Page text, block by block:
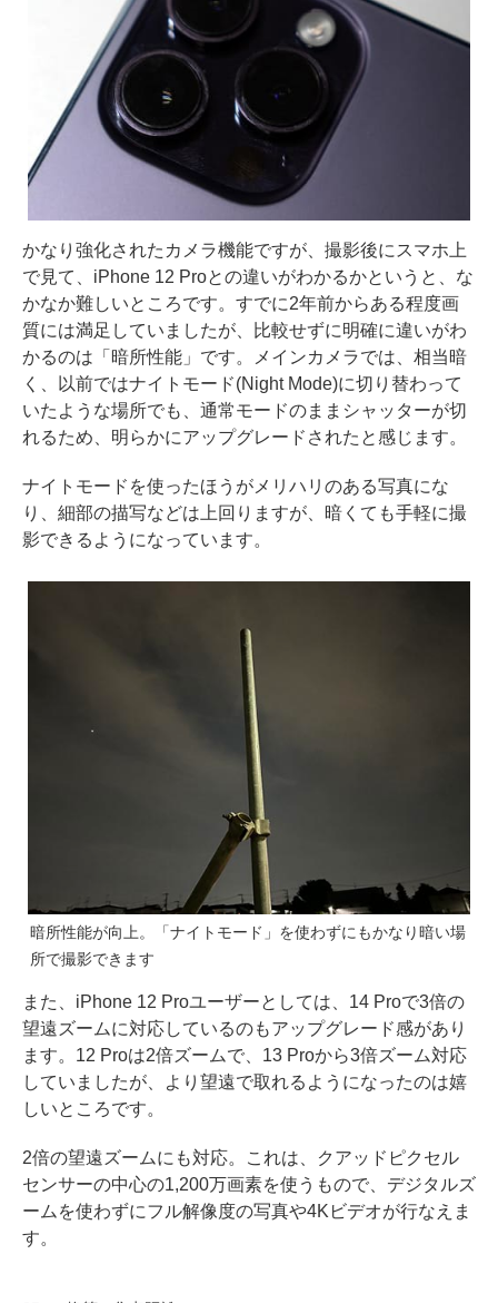
かなり強化されたカメラ機能ですが、撮影後にスマホ上
で見て、iPhone 12 Proとの違いがわかるかというと、な
かなか難しいところです。すでに2年前からある程度画
質には満足していましたが、比較せずに明確に違いがわ
かるのは「暗所性能」です。メインカメラでは、相当暗
く、以前ではナイトモード(Night Mode)に切り替わって
いたような場所でも、通常モードのままシャッターが切
れるため、明らかにアップグレードされたと感じます。
ナイトモードを使ったほうがメリハリのある写真にな
り、細部の描写などは上回りますが、暗くても手軽に撮
影できるようになっています。
暗所性能が向上。「ナイトモード」を使わずにもかなり暗い場
所で撮影できます
また、iPhone 12 Proユーザーとしては、14 Proで3倍の
望遠ズームに対応しているのもアップグレード感があり
ます。12 Proは2倍ズームで、13 Proから3倍ズーム対応
していましたが、より望遠で取れるようになったのは嬉
しいところです。
2倍の望遠ズームにも対応。これは、クアッドピクセル
センサーの中心の1,200万画素を使うもので、デジタルズ
ームを使わずにフル解像度の写真や4Kビデオが行なえま
す。